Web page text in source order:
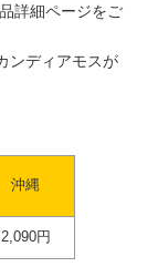
詳細ページをご
ンディアモスが
沖縄
2,090円